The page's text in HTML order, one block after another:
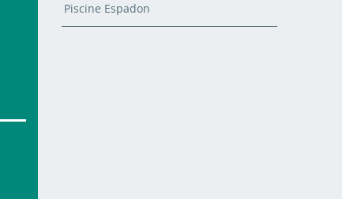
Piscine Espadon